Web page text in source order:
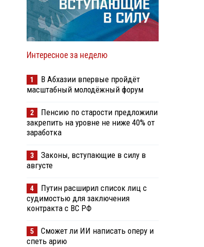
Интересное за неделю
1
В Абхазии впервые пройдёт
масштабный молодёжный форум
2
Пенсию по старости предложили
закрепить на уровне не ниже 40% от
заработка
3
Законы, вступающие в силу в
августе
4
Путин расширил список лиц с
судимостью для заключения
контракта с ВС РФ
5
Сможет ли ИИ написать оперу и
спеть арию